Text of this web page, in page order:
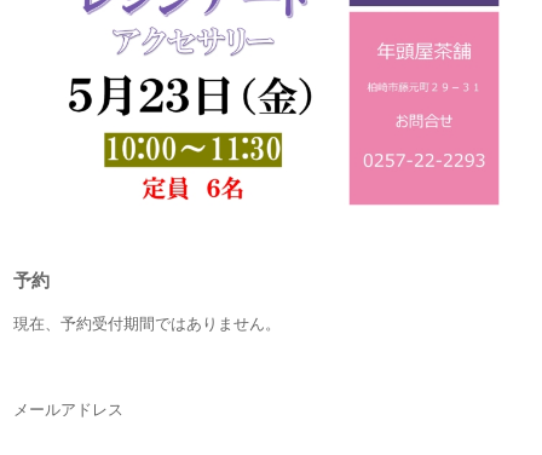
予約
現在、予約受付期間ではありません。
メールアドレス